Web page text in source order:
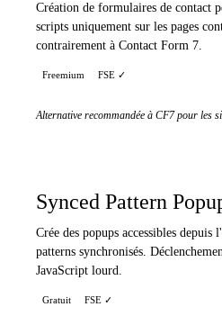
Création de formulaires de contact
scripts uniquement sur les pages
contrairement à Contact Form 7.
Freemium FSE ✓
Alternative recommandée à CF7 pour les
Synced Pattern
Crée des popups accessibles
patterns synchronisés.
JavaScript lourd.
Gratuit FSE ✓